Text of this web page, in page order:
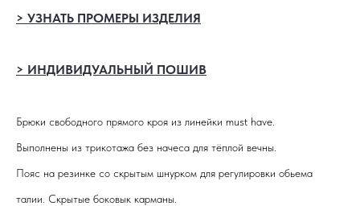
> УЗНАТЬ ПРОМЕРЫ ИЗДЕЛИЯ
> ИНДИВИДУАЛЬНЫЙ ПОШИВ
Брюки свободного прямого кроя из линейки must have.
Выполнены из трикотажа без начеса для тёплой вечны.
Пояс на резинке со скрытым шнурком для регулировки обьема
талии. Скрытые боковык карманы.